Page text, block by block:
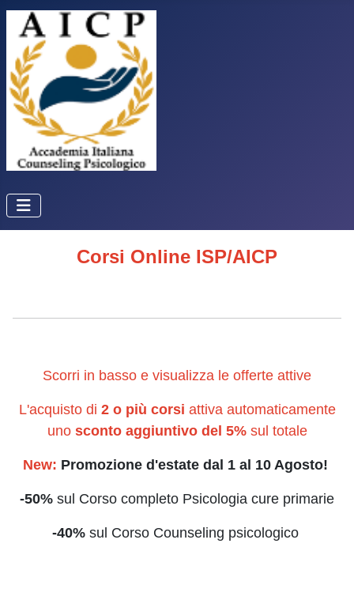
Corsi Online ISP/AICP
Scorri in basso e visualizza le offerte attive
L'acquisto di 2 o più corsi attiva automaticamente
uno sconto aggiuntivo del 5%sul totale
New: Promozione d'estate dal 1 al 10 Agosto!
-50% sul Corso completo Psicologia cure primarie
-40%sul Corso Counseling psicologico